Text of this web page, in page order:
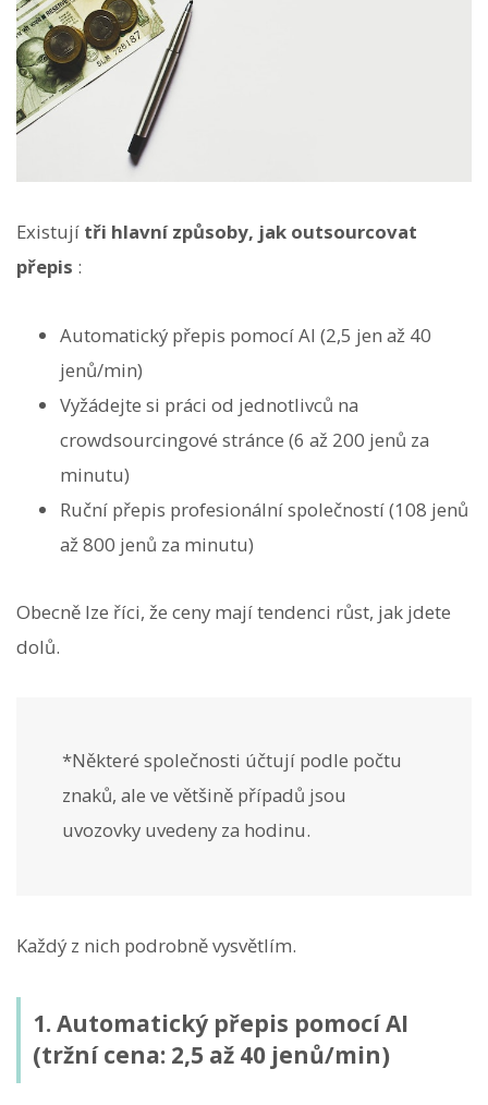
Existují tři hlavní způsoby, jak outsourcovat
přepis :
Automatický přepis pomocí AI (2,5 jen až 40
jenů/min)
Vyžádejte si práci od jednotlivců na
crowdsourcingové stránce (6 až 200 jenů za
minutu)
Ruční přepis profesionální společností (108 jenů
až 800 jenů za minutu)
Obecně lze říci, že ceny mají tendenci růst, jak jdete
dolů.
*Některé společnosti účtují podle počtu
znaků, ale ve většině případů jsou
uvozovky uvedeny za hodinu.
Každý z nich podrobně vysvětlím.
1. Automatický přepis pomocí AI
(tržní cena: 2,5 až 40 jenů/min)